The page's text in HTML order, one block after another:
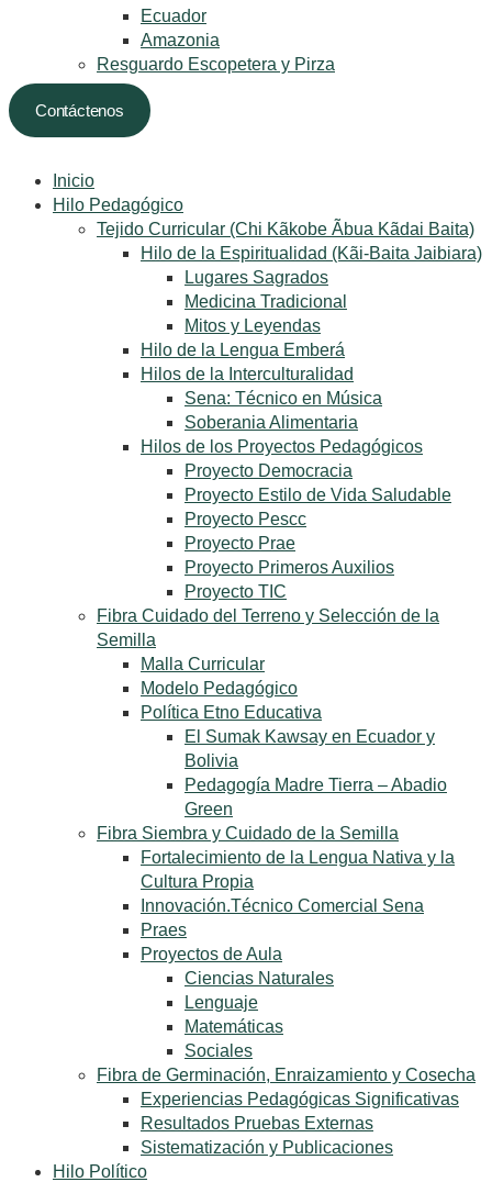
Ecuador
Amazonia
Resguardo Escopetera y Pirza
Contáctenos
Inicio
Hilo Pedagógico
Tejido Curricular (Chi Kãkobe Ãbua Kãdai Baita)
Hilo de la Espiritualidad (Kãi-Baita Jaibiara)
Lugares Sagrados
Medicina Tradicional
Mitos y Leyendas
Hilo de la Lengua Emberá
Hilos de la Interculturalidad
Sena: Técnico en Música
Soberania Alimentaria
Hilos de los Proyectos Pedagógicos
Proyecto Democracia
Proyecto Estilo de Vida Saludable
Proyecto Pescc
Proyecto Prae
Proyecto Primeros Auxilios
Proyecto TIC
Fibra Cuidado del Terreno y Selección de la
Semilla
Malla Curricular
Modelo Pedagógico
Política Etno Educativa
El Sumak Kawsay en Ecuador y
Bolivia
Pedagogía Madre Tierra – Abadio
Green
Fibra Siembra y Cuidado de la Semilla
Fortalecimiento de la Lengua Nativa y la
Cultura Propia
Innovación.Técnico Comercial Sena
Praes
Proyectos de Aula
Ciencias Naturales
Lenguaje
Matemáticas
Sociales
Fibra de Germinación, Enraizamiento y Cosecha
Experiencias Pedagógicas Significativas
Resultados Pruebas Externas
Sistematización y Publicaciones
Hilo Político